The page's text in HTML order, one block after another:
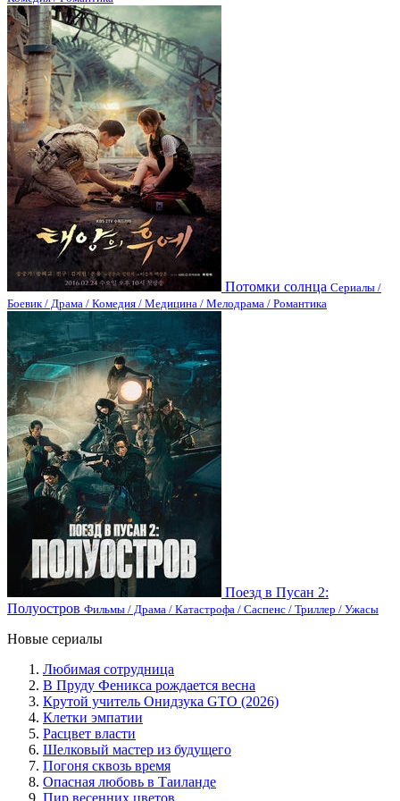
Потомки солнца Сериалы /
Боевик / Драма / Комедия / Медицина / Мелодрама / Романтика
Поезд в Пусан 2:
Полуостров Фильмы / Драма / Катастрофа / Саспенс / Триллер / Ужасы
Новые сериалы
Любимая сотрудница
В Пруду Феникса рождается весна
Крутой учитель Онидзука GTO (2026)
Клетки эмпатии
Расцвет власти
Шелковый мастер из будущего
Погоня сквозь время
Опасная любовь в Таиланде
Пир весенних цветов